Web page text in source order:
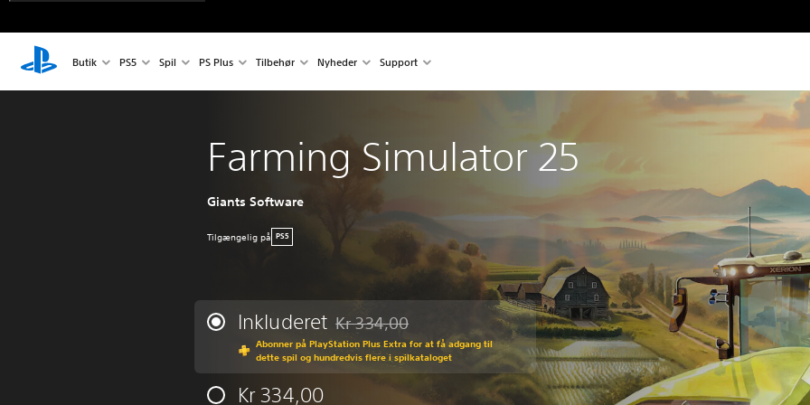
Butik PS5 Spil PS Plus Tilbehør Nyheder Support
Farming Simulator 25
Giants Software
Tilgængelig på PS5
Inkluderet Nedsat fra den normale pris på Kr 334,00
Kr 334,00
Abonner på PlayStation Plus Extra for at få adgang til
dette spil og hundredvis flere i spilkataloget
Kr 334,00